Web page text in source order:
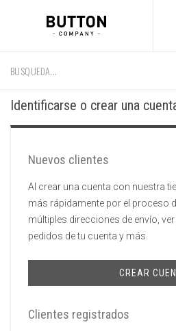
Identificarse o crear una
Nuevos clientes
Al crear una cuenta con nuestra
más rápidamente por el proceso
múltiples direcciones de envío,
pedidos de tu cuenta y más.
CREAR
Clientes registrados